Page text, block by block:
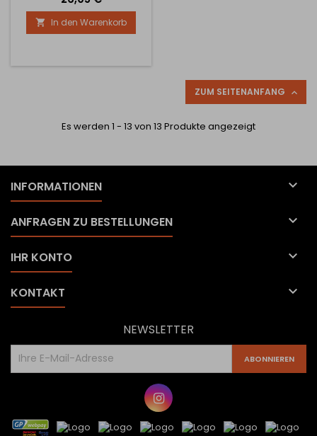
Schienenabmessungen
 In den Warenkorb
ZUM SEITENANFANG 
Es werden 1 - 13 von 13 Produkte angezeigt
INFORMATIONEN 
ANFRAGEN ZU BESTELLUNGEN 
IHR KONTO 
KONTAKT 
NEWSLETTER